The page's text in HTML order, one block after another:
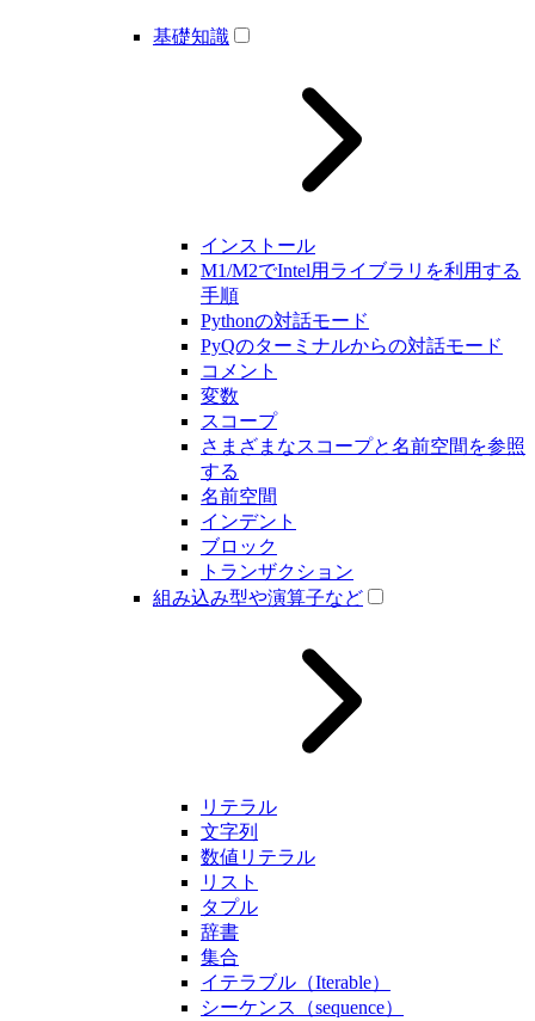
基礎知識
インストール
M1/M2でIntel用ライブラリを利用する
手順
Pythonの対話モード
PyQのターミナルからの対話モード
コメント
変数
スコープ
さまざまなスコープと名前空間を参照
する
名前空間
インデント
ブロック
トランザクション
組み込み型や演算子など
リテラル
文字列
数値リテラル
リスト
タプル
辞書
集合
イテラブル（Iterable）
シーケンス（sequence）